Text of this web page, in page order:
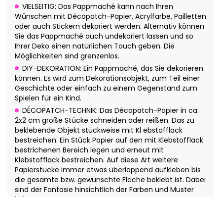
VIELSEITIG: Das Pappmaché kann nach Ihren
Wünschen mit Décopatch-Papier, Acrylfarbe, Pailletten
oder auch Stickern dekoriert werden. Alternativ können
Sie das Pappmaché auch undekoriert lassen und so
Ihrer Deko einen natürlichen Touch geben. Die
Möglichkeiten sind grenzenlos.
DIY-DEKORATION: Ein Pappmaché, das Sie dekorieren
können. Es wird zum Dekorationsobjekt, zum Teil einer
Geschichte oder einfach zu einem Gegenstand zum
Spielen für ein Kind.
DÉCOPATCH-TECHNIK: Das Décopatch-Papier in ca.
2x2 cm große Stücke schneiden oder reißen. Das zu
beklebende Objekt stückweise mit Kl ebstofflack
bestreichen. Ein Stück Papier auf den mit Klebstofflack
bestrichenen Bereich legen und erneut mit
Klebstofflack bestreichen. Auf diese Art weitere
Papierstücke immer etwas überlappend aufkleben bis
die gesamte bzw. gewünschte Fläche beklebt ist. Dabei
sind der Fantasie hinsichtlich der Farben und Muster